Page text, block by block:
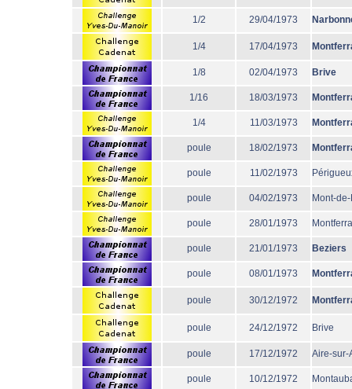
1/2 29/04/1973
1/4 17/04/1973
1/8 02/04/1973 Brive
1/16 18/03/1973
1/4 11/03/1973
poule 18/02/1973
poule 11/02/1973
poule 04/02/1973 Mont-
poule 28/01/1973
poule 21/01/1973 Beziers
poule 08/01/1973
poule 30/12/1972
poule 24/12/1972 Brive
poule 17/12/1972 Aire-sur-
poule 10/12/1972